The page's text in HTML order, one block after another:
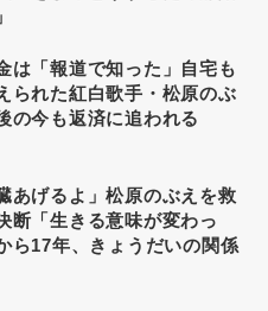
は「報道で知った」自宅も
られた紅白歌手・松原のぶ
の今も返済に追われる
あげるよ」松原のぶえを救
断「生きる意味が変わっ
ら17年、きょうだいの関係